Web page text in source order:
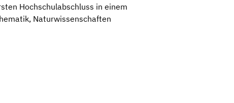
Hochschulabschluss in einem
Naturwissenschaften